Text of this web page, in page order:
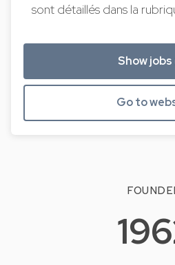
sont détaillés dans la
Show
Go to